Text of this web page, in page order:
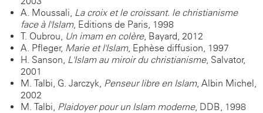
A. Moussali, La croix et le croissant. le christianisme
face à l'Islam, Editions de Paris, 1998
T. Oubrou, Un imam en colère, Bayard, 2012
A. Pfleger, Marie et l'Islam, Ephèse diffusion, 1997
H. Sanson, L'Islam au miroir du christianisme, Salvator,
2001
M. Talbi, G. Jarczyk, Penseur libre en Islam, Albin Michel,
2002
M. Talbi, Plaidoyer pour un Islam moderne, DDB, 1998